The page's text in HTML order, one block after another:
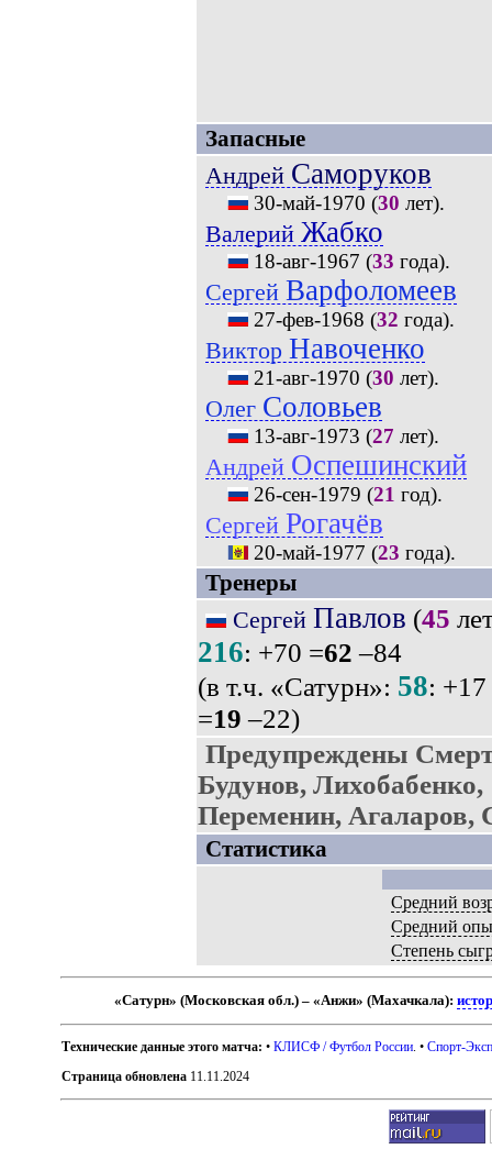
Запасные
Андрей Саморуков
30-май-1970 (30 лет).
Валерий Жабко
18-авг-1967 (33 года).
Сергей Варфоломеев
27-фев-1968 (32 года).
Виктор Навоченко
21-авг-1970 (30 лет).
Олег Соловьев
13-авг-1973 (27 лет).
Андрей Оспешинский
26-сен-1979 (21 год).
Сергей Рогачёв
20-май-1977 (23 года).
Тренеры
Сергей Павлов (45
216: +70 =62 –84
(в т.ч. «Сатурн»: 58: +17
=19 –22)
Предупреждены
Будунов, Лихобабенко,
Переменин, Агаларов,
Статистика
Средний
Средний
Степень
«Сатурн» (Московская обл.) – «Анжи» (Махачкала):
Технические данные этого матча: •КЛИСФ / Футбол России . •Спорт-
Страница обновлена 11.11.2024